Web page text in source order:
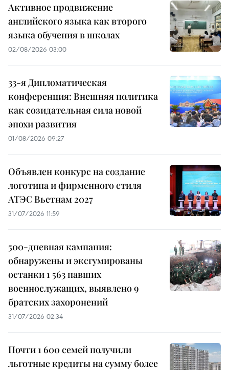
Активное продвижение
английского языка как второго
языка обучения в школах
02/08/2026 03:00
33-я Дипломатическая
конференция: Внешняя политика
как созидательная сила новой
эпохи развития
01/08/2026 09:27
Объявлен конкурс на создание
логотипа и фирменного стиля
АТЭС Вьетнам 2027
31/07/2026 11:59
500-дневная кампания:
обнаружены и эксгумированы
останки 1 563 павших
военнослужащих, выявлено 9
братских захоронений
31/07/2026 02:34
Почти 1 600 семей получили
льготные кредиты на сумму более